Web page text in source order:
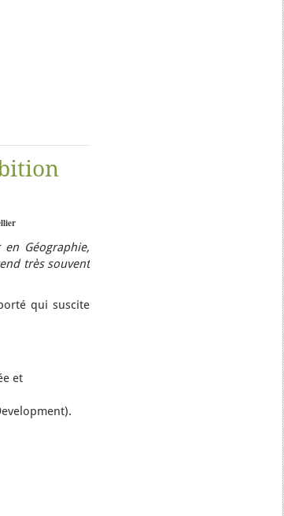
Géographie,
très souvent
qui suscite
et